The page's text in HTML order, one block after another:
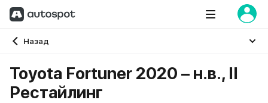
Назад
Главная
Toyota Fortuner 2020 – н.в., II
Рестайлинг